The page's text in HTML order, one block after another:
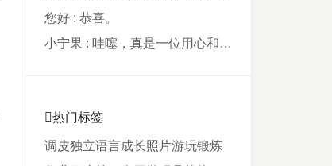
您好 : 恭喜。
小宁果 : 哇噻，真是一位用心和爸爸，从孩子出...
热门标签
调皮独立语言成长照片游玩锻炼